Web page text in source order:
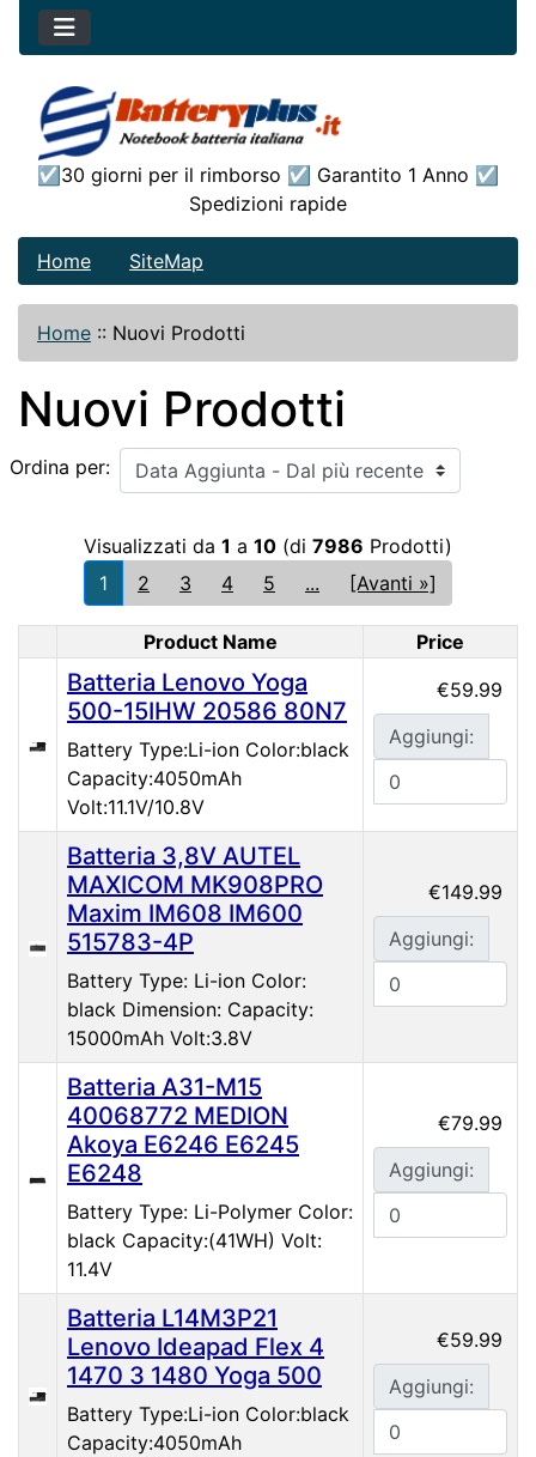
☑30 giorni per il rimborso ☑ Garantito 1 Anno ☑
Spedizioni rapide
Home SiteMap
Home :: Nuovi Prodotti
Nuovi Prodotti
Ordina per:
Visualizzati da 1 a 10 (di 7986 Prodotti)
1
2 3 4 5 ... [Avanti »]
Product Image
Product Name Price
Batteria Lenovo Yoga
500-15IHW 20586 80N7
Battery Type:Li-ion Color:black
Capacity:4050mAh
Volt:11.1V/10.8V
€59.99
Aggiungi:
Batteria 3,8V AUTEL
MAXICOM MK908PRO
Maxim IM608 IM600
515783-4P
Battery Type: Li-ion Color:
black Dimension: Capacity:
15000mAh Volt:3.8V
€149.99
Aggiungi:
Batteria A31-M15
40068772 MEDION
Akoya E6246 E6245
E6248
Battery Type: Li-Polymer Color:
black Capacity:(41WH) Volt:
11.4V
€79.99
Aggiungi:
Batteria L14M3P21
Lenovo Ideapad Flex 4
1470 3 1480 Yoga 500
Battery Type:Li-ion Color:black
Capacity:4050mAh
€59.99
Aggiungi: